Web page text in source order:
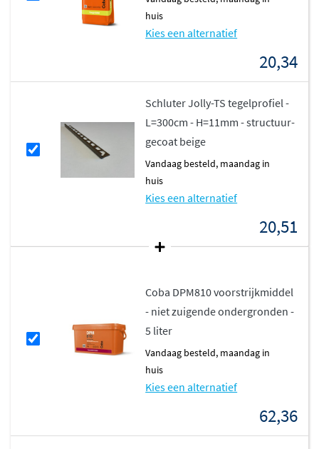
huis
Kies een alternatief
20,34
Schluter Jolly-TS tegelprofiel -
L=300cm - H=11mm - structuur-
gecoat beige
vandaag besteld, maandag in
huis
Kies een alternatief
20,51
Coba DPM810 voorstrijkmiddel
- niet zuigende ondergronden -
5 liter
vandaag besteld, maandag in
huis
Kies een alternatief
62,36